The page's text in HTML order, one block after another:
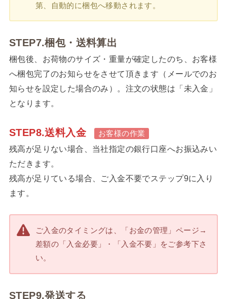
第、自動的に梱包へ移動されます。
STEP7.梱包・送料算出
梱包後、お荷物のサイズ・重量が確定したのち、お客様
へ梱包完了のお知らせをさせて頂きます（メールでのお
知らせを設定した場合のみ）。注文の状態は「未入金」
となります。
STEP8.送料入金 お客様の作業
残高が足りない場合、当社指定の銀行口座へお振込みい
ただきます。
残高が足りている場合、ご入金不要でステップ9に入り
ます。
ご入金のタイミングは、「お金の管理」ページ→
差額の「入金必要」・「入金不要」をご参考下さ
い。
STEP9.発送する